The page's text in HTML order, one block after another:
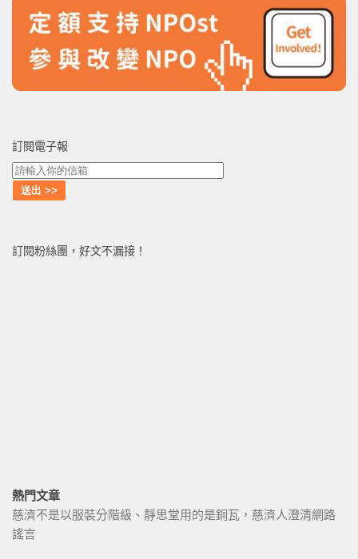
訂閱電子報
訂閱粉絲團，好文不漏接！
熱門文章
慈濟不是以服裝分階級、靜思堂用的是銅瓦，慈濟人澄清網路
謠言